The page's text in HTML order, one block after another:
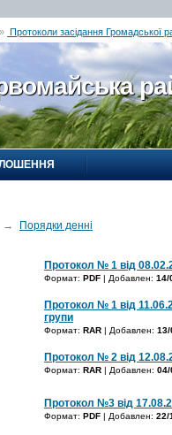
» Протоколи засідання Громадської
→ Порядки денні
Протокол № 1 від
Формат: PDF | Добавлен: 14/
Протокол № 1 від
групи
Формат: RAR | Добавлен: 13/
Протокол № 2 від
Формат: RAR | Добавлен: 04/
Протокол №3 від
Формат: PDF | Добавлен: 22/